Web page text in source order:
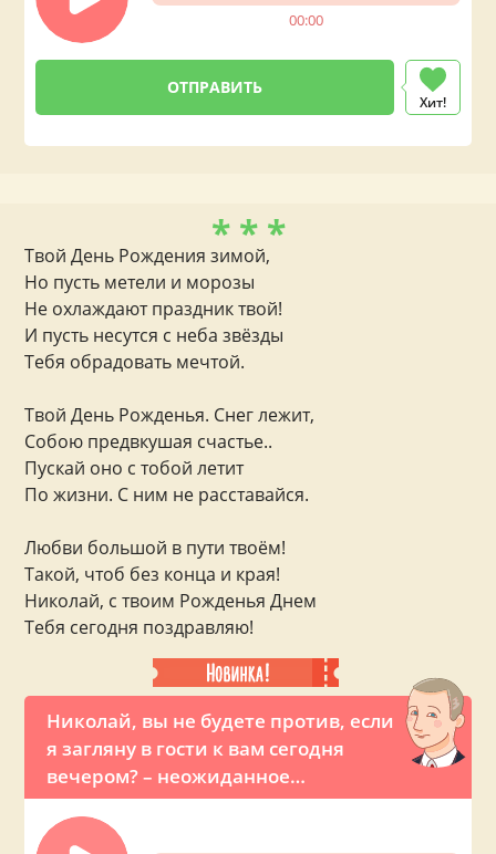
00:00
Хит!
Николай, вы не будете против, если
я загляну в гости к вам сегодня
вечером? – неожиданное
предложение от президента
* * *
Твой День Рождения зимой,
Но пусть метели и морозы
Не охлаждают праздник твой!
И пусть несутся с неба звёзды
Тебя обрадовать мечтой.
Твой День Рожденья. Снег лежит,
Собою предвкушая счастье..
Пускай оно с тобой летит
По жизни. С ним не расставайся.
Любви большой в пути твоём!
Такой, чтоб без конца и края!
Николай, с твоим Рожденья Днем
Тебя сегодня поздравляю!